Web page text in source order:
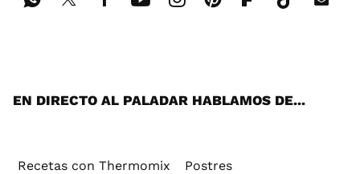
EN DIRECTO AL PALADAR HABLAMOS DE...
Recetas con Thermomix Postres